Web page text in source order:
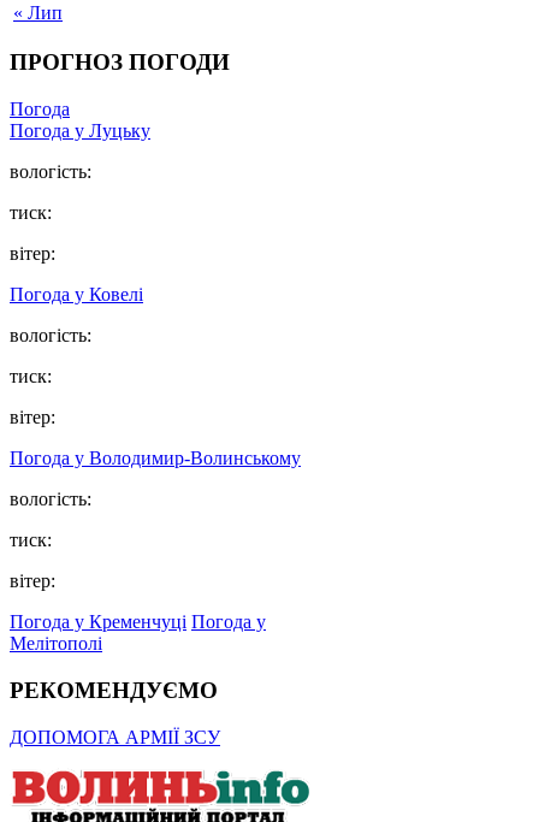
« Лип
ПРОГНОЗ ПОГОДИ
Погода
Погода у Луцьку
вологість:
тиск:
вітер:
Погода у Ковелі
вологість:
тиск:
вітер:
Погода у Володимир-Волинському
вологість:
тиск:
вітер:
Погода у Кременчуці Погода у
Мелітополі
РЕКОМЕНДУЄМО
ДОПОМОГА АРМІЇ ЗСУ